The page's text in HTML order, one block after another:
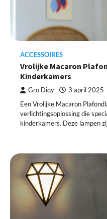
ACCESSOIRES
Vrolijke Macaron
Kinderkamers
Gro Diqy 3 april 2025
Een Vrolijke Macaron
verlichtingsoplossing die
kinderkamers. Deze lampen